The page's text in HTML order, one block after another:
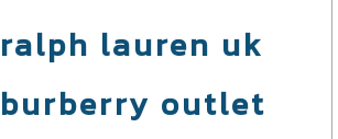
ralph lauren uk
burberry outlet